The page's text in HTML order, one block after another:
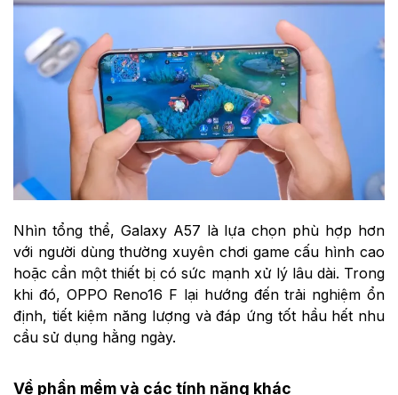
Nhìn tổng thể, Galaxy A57 là lựa chọn phù hợp hơn
với người dùng thường xuyên chơi game cấu hình cao
hoặc cần một thiết bị có sức mạnh xử lý lâu dài. Trong
khi đó, OPPO Reno16 F lại hướng đến trải nghiệm ổn
định, tiết kiệm năng lượng và đáp ứng tốt hầu hết nhu
cầu sử dụng hằng ngày.
Về phần mềm và các tính năng khác